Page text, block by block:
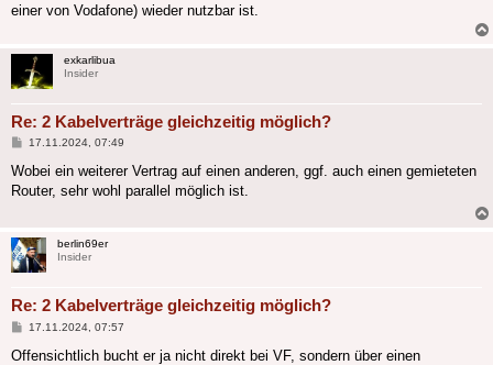
einer von Vodafone) wieder nutzbar ist.
exkarlibua
Insider
Re: 2 Kabelverträge gleichzeitig möglich?
Beitrag
17.11.2024, 07:49
Wobei ein weiterer Vertrag auf einen anderen, ggf. auch einen gemieteten
Router, sehr wohl parallel möglich ist.
berlin69er
Insider
Re: 2 Kabelverträge gleichzeitig möglich?
Beitrag
17.11.2024, 07:57
Offensichtlich bucht er ja nicht direkt bei VF, sondern über einen